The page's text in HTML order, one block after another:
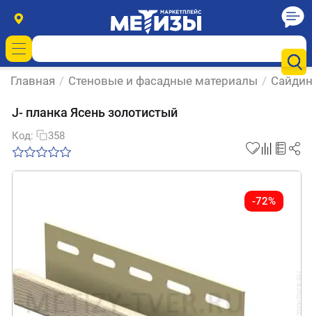
Главная / Стеновые и фасадные материалы /
J- планка Ясень золотистый
Код: 358
-72%